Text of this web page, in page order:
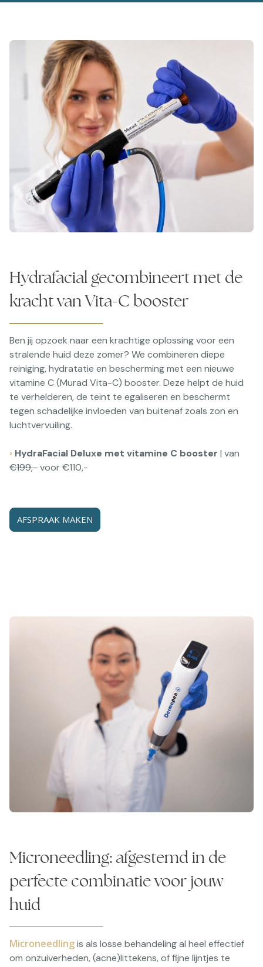
Hydrafacial gecombineert met de
kracht van Vita-C booster
Ben jij opzoek naar een krachtige oplossing voor een
stralende huid deze zomer? We combineren diepe
reiniging, hydratatie en bescherming met een nieuwe
vitamine C (Murad Vita-C) booster. Deze helpt de huid
te verhelderen, de teint te egaliseren en beschermt
tegen schadelijke invloeden van buitenaf zoals zon en
luchtvervuiling.
› HydraFacial Deluxe met vitamine C booster | van
€199,-voor €110,-
AFSPRAAK MAKEN
Microneedling: afgestemd in de
perfecte combinatie voor jouw
huid
Microneedlingis als losse behandeling al heel effectief
om onzuiverheden, (acne)littekens, of fijne lijntjes te